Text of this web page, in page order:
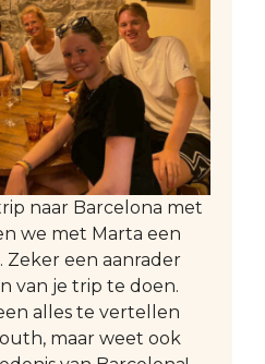
naar Barcelona met
we met Marta een
Zeker een aanrader
van je trip te doen.
alles te vertellen
maar weet ook